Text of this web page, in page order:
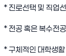
*진로선택 및 직업
*전공 혹은 복수전
*구체적인 대학생